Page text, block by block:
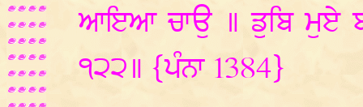
ਆਇਆ ਚਾਉ ॥ ਡੁਬਿ ਮੁਏ
੧੨੨॥ {ਪੰਨਾ 1384}